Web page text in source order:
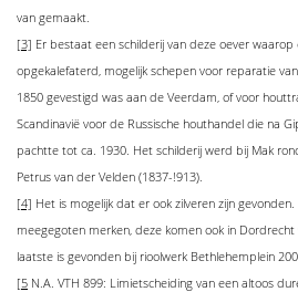
van gemaakt.
[3] Er bestaat een schilderij van deze oever
opgekalefaterd, mogelijk schepen voor reparatie
1850 gevestigd was aan de Veerdam, of voor
Scandinavië voor de Russische houthandel die na
pachtte tot ca. 1930. Het schilderij werd bij Mak
Petrus van der Velden (1837-!913).
[4] Het is mogelijk dat er ook zilveren zijn
meegegoten merken, deze komen ook in Dordrecht
laatste is gevonden bij rioolwerk Bethlehemplein
[5 N.A. VTH 899: Limietscheiding van een altoos